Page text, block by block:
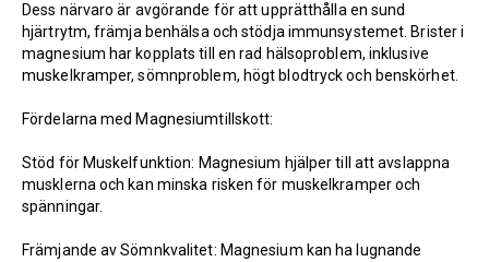
Dess närvaro är avgörande för att upprätthålla en sund
hjärtrytm, främja benhälsa och stödja immunsystemet. Brister i
magnesium har kopplats till en rad hälsoproblem, inklusive
muskelkramper, sömnproblem, högt blodtryck och benskörhet.
Fördelarna med Magnesiumtillskott:
Stöd för Muskelfunktion: Magnesium hjälper till att avslappna
musklerna och kan minska risken för muskelkramper och
spänningar.
Främjande av Sömnkvalitet: Magnesium kan ha lugnande